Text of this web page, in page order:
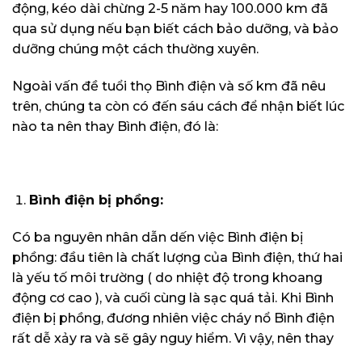
động, kéo dài chừng 2-5 năm hay 100.000 km đã
qua sử dụng nếu bạn biết cách bảo dưỡng, và bảo
dưỡng chúng một cách thường xuyên.
Ngoài vấn đề tuổi thọ Bình điện và số km đã nêu
trên, chúng ta còn có đến sáu cách để nhận biết lúc
nào ta nên thay Bình điện, đó là:
Bình điện bị phồng:
Có ba nguyên nhân dẫn dến việc Bình điện bị
phồng: đầu tiên là chất lượng của Bình điện, thứ hai
là yếu tố môi trường ( do nhiệt độ trong khoang
động cơ cao ), và cuối cùng là sạc quá tải. Khi Bình
điện bị phồng, đương nhiên việc cháy nổ Bình điện
rất dễ xảy ra và sẽ gây nguy hiểm. Vì vậy, nên thay